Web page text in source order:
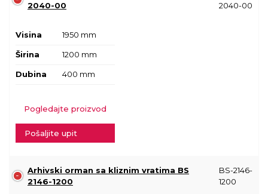
2040-00
2040-00
Visina 1950 mm
Širina 1200 mm
Dubina 400 mm
Pogledajte proizvod
Pošaljite upit
Arhivski orman sa kliznim vratima BS
2146-1200
BS-2146-
1200